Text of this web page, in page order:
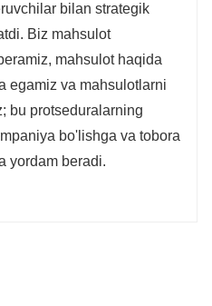
bilan strategik
Biz mahsulot
mahsulot haqida
egamiz va mahsulotlarni
bu protseduralarning
bo'lishga va tobora
yordam beradi.